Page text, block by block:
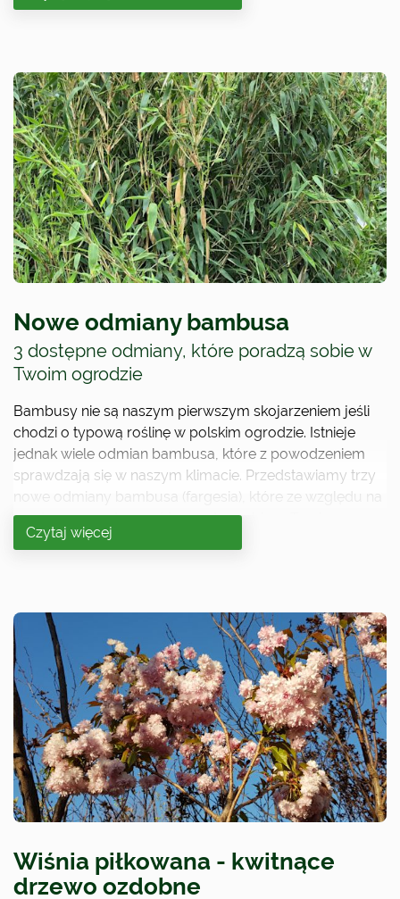
Nowe odmiany bambusa
3 dostępne odmiany, które poradzą sobie w
Twoim ogrodzie
Bambusy nie są naszym pierwszym skojarzeniem jeśli
chodzi o typową roślinę w polskim ogrodzie. Istnieje
jednak wiele odmian bambusa, które z powodzeniem
sprawdzają się w naszym klimacie. Przedstawiamy trzy
nowe odmiany bambusa (fargesia), które ze względu na
swoją mrozoodporność poradzą sobie w Twoim
ogrodzie.
Czytaj więcej
Wiśnia piłkowana - kwitnące
drzewo ozdobne